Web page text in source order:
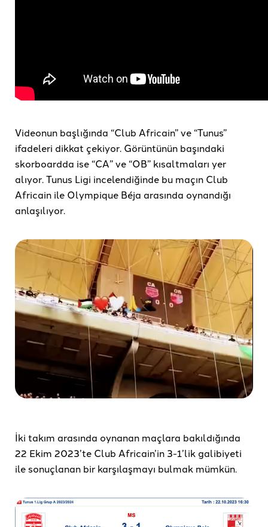
Videonun başlığında “Club Africain” ve “Tunus”
ifadeleri dikkat çekiyor. Görüntünün başındaki
skorboardda ise “CA” ve “OB” kısaltmaları yer
alıyor. Tunus Ligi incelendiğinde bu maçın Club
Africain ile Olympique Béja arasında oynandığı
anlaşılıyor.
İki takım arasında oynanan maçlara bakıldığında
22 Ekim 2023’te Club Africain’in 3-1’lik galibiyeti
ile sonuçlanan bir karşılaşmayı bulmak mümkün.